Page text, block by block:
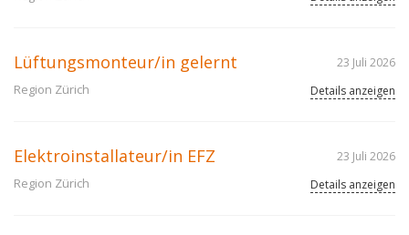
Lüftungsmonteur/in gelernt
Region Zürich
23 Juli 2026
Details anzeigen
Elektroinstallateur/in EFZ
Region Zürich
23 Juli 2026
Details anzeigen